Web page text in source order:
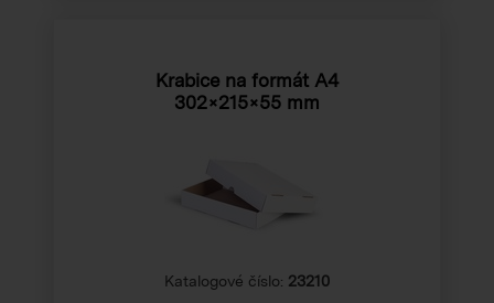
Krabice na formát A4
302×215×55 mm
Katalogové číslo: 23210